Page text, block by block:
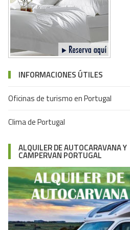
INFORMACIONES ÚTILES
Oficinas de turismo en Portugal
Clima de Portugal
ALQUILER DE AUTOCARAVANA Y
CAMPERVAN PORTUGAL